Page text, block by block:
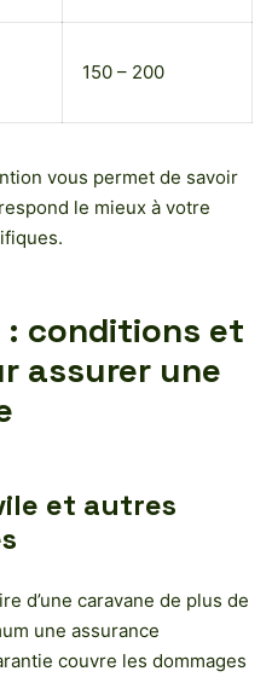
150 – 200
vous permet de savoir
le mieux à votre
: conditions et
assurer une
et autres
d’une caravane de plus de
une assurance
couvre les dommages